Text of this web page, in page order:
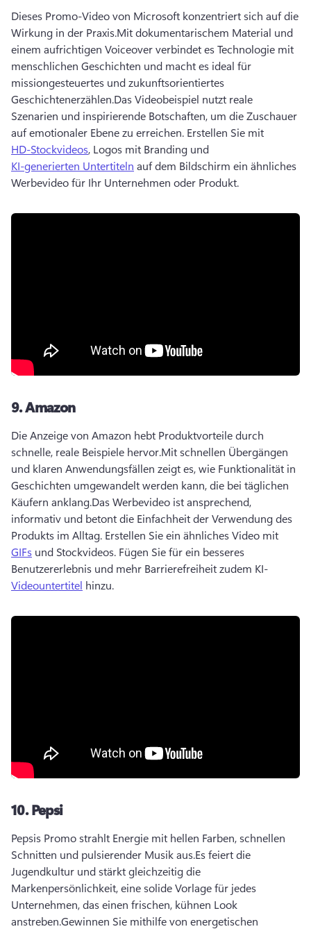
Dieses Promo-Video von Microsoft konzentriert sich auf die
Wirkung in der Praxis.Mit dokumentarischem Material und
einem aufrichtigen Voiceover verbindet es Technologie mit
menschlichen Geschichten und macht es ideal für
missiongesteuertes und zukunftsorientiertes
Geschichtenerzählen.Das Videobeispiel nutzt reale
Szenarien und inspirierende Botschaften, um die Zuschauer
auf emotionaler Ebene zu erreichen. Erstellen Sie mit
HD-Stockvideos, Logos mit Branding und
KI-generierten Untertiteln auf dem Bildschirm ein ähnliches
Werbevideo für Ihr Unternehmen oder Produkt.
9.Amazon
Die Anzeige von Amazon hebt Produktvorteile durch
schnelle, reale Beispiele hervor.Mit schnellen Übergängen
und klaren Anwendungsfällen zeigt es, wie Funktionalität in
Geschichten umgewandelt werden kann, die bei täglichen
Käufern anklang.Das Werbevideo ist ansprechend,
informativ und betont die Einfachheit der Verwendung des
Produkts im Alltag. Erstellen Sie ein ähnliches Video mit
GIFs und Stockvideos. Fügen Sie für ein besseres
Benutzererlebnis und mehr Barrierefreiheit zudem KI-
Videountertitel hinzu.
10.Pepsi
Pepsis Promo strahlt Energie mit hellen Farben, schnellen
Schnitten und pulsierender Musik aus.Es feiert die
Jugendkultur und stärkt gleichzeitig die
Markenpersönlichkeit, eine solide Vorlage für jedes
Unternehmen, das einen frischen, kühnen Look
anstreben.Gewinnen Sie mithilfe von energetischen